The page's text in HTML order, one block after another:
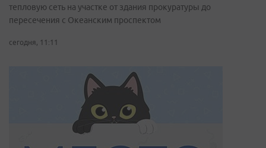
тепловую сеть на участке от здания прокуратуры до
пересечения с Океанским проспектом
сегодня, 11:11